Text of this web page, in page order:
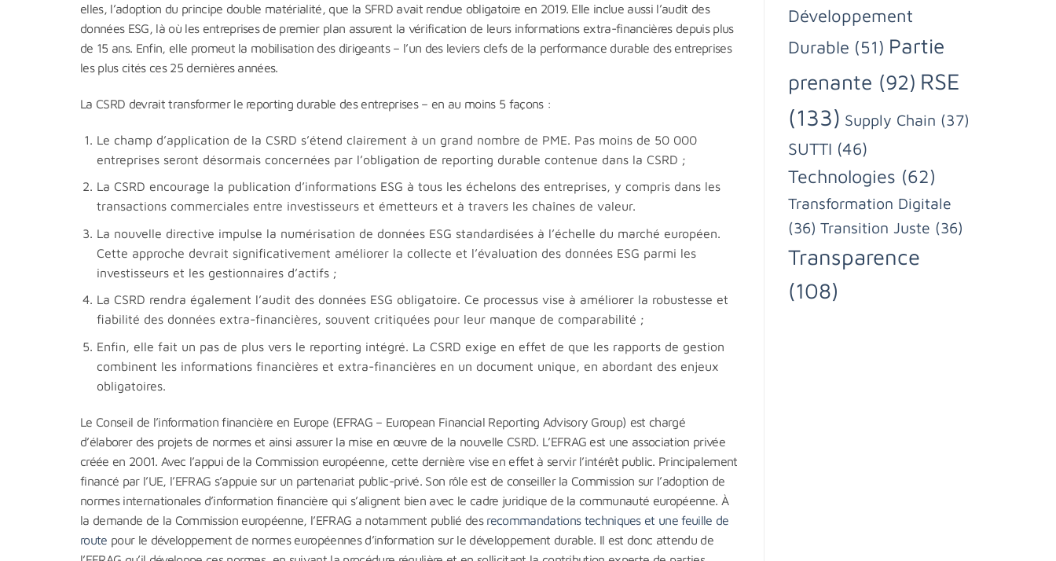
elles, l’adoption du principe double matérialité, que la SFRD avait rendue obligatoire en 2019. Elle inclue aussi l’audit des
données ESG, là où les entreprises de premier plan assurent la vérification de leurs informations extra-financières depuis plus
de 15 ans. Enfin, elle promeut la mobilisation des dirigeants – l’un des leviers clefs de la performance durable des entreprises
les plus cités ces 25 dernières années.
La CSRD devrait transformer le reporting durable des entreprises – en au moins 5 façons :
Le champ d’application de la CSRD s’étend clairement à un grand nombre de PME. Pas moins de 50 000
entreprises seront désormais concernées par l’obligation de reporting durable contenue dans la CSRD ;
La CSRD encourage la publication d’informations ESG à tous les échelons des entreprises, y compris dans les
transactions commerciales entre investisseurs et émetteurs et à travers les chaînes de valeur.
La nouvelle directive impulse la numérisation de données ESG standardisées à l’échelle du marché européen.
Cette approche devrait significativement améliorer la collecte et l’évaluation des données ESG parmi les
investisseurs et les gestionnaires d’actifs ;
La CSRD rendra également l’audit des données ESG obligatoire. Ce processus vise à améliorer la robustesse et
fiabilité des données extra-financières, souvent critiquées pour leur manque de comparabilité ;
Enfin, elle fait un pas de plus vers le reporting intégré. La CSRD exige en effet de que les rapports de gestion
combinent les informations financières et extra-financières en un document unique, en abordant des enjeux
obligatoires.
Le Conseil de l’information financière en Europe (EFRAG – European Financial Reporting Advisory Group) est chargé
d’élaborer des projets de normes et ainsi assurer la mise en œuvre de la nouvelle CSRD. L’EFRAG est une association privée
créée en 2001. Avec l’appui de la Commission européenne, cette dernière vise en effet à servir l’intérêt public. Principalement
financé par l’UE, l’EFRAG s’appuie sur un partenariat public-privé. Son rôle est de conseiller la Commission sur l’adoption de
normes internationales d’information financière qui s’alignent bien avec le cadre juridique de la communauté européenne. À
la demande de la Commission européenne, l’EFRAG a notamment publié des recommandations techniques et une feuille de
route pour le développement de normes européennes d’information sur le développement durable. Il est donc attendu de
Développement
Durable (51) Partie
prenante (92) RSE
(133) Supply Chain (37)
SUTTI (46)
Technologies (62)
Transformation Digitale
(36) Transition Juste (36)
Transparence
(108)